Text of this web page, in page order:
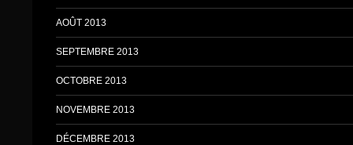
AOÛT 2013
SEPTEMBRE 2013
OCTOBRE 2013
NOVEMBRE 2013
DÉCEMBRE 2013